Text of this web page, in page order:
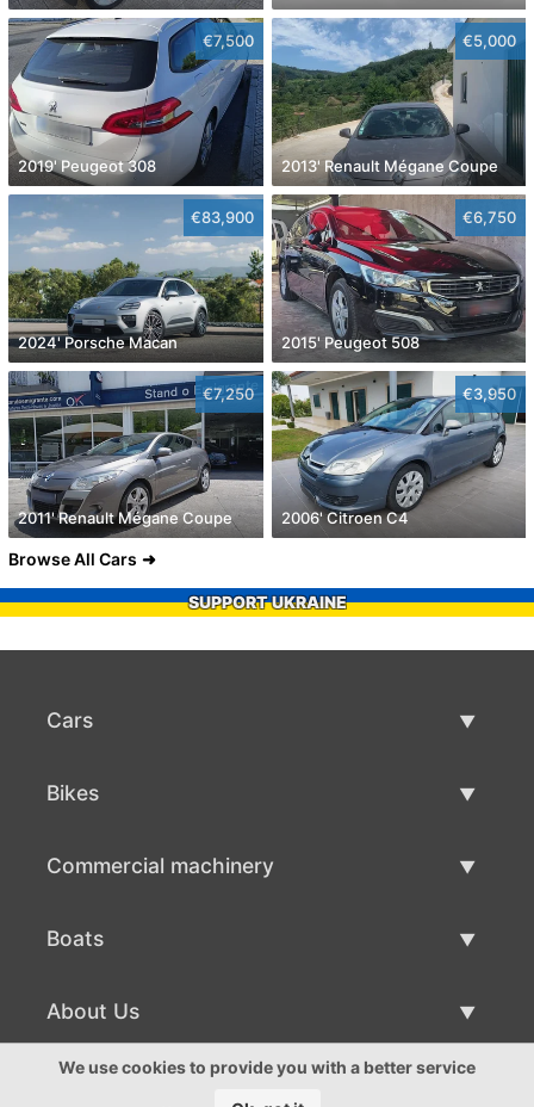
€7,500
2019' Peugeot 308
€5,000
2013' Renault Mégane Coupe
€83,900
2024' Porsche Macan
€6,750
2015' Peugeot 508
€7,250
2011' Renault Mégane Coupe
€3,950
2006' Citroen C4
Browse All Cars
SUPPORT UKRAINE
Cars
Bikes
Commercial machinery
Boats
Boat Sale
About Us
About Us
We use cookies to provide you with a better service